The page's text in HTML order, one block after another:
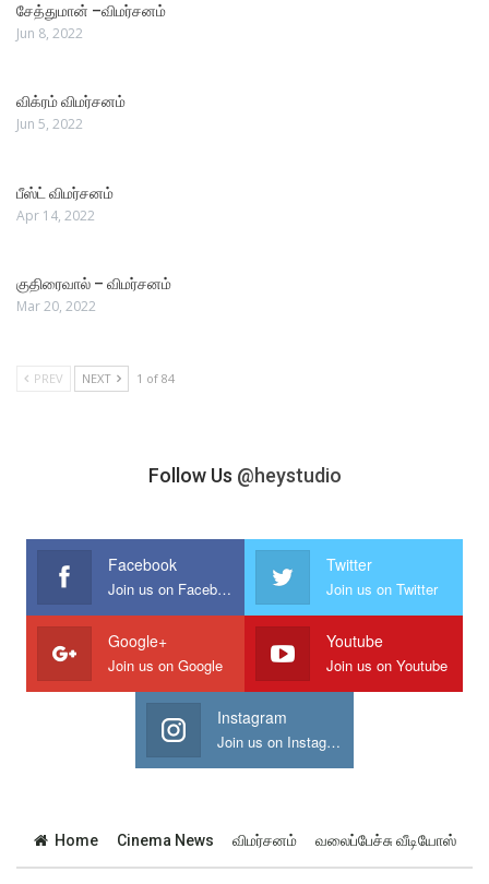
சேத்துமான் –விமர்சனம்
Jun 8, 2022
விக்ரம் விமர்சனம்
Jun 5, 2022
பீஸ்ட் விமர்சனம்
Apr 14, 2022
குதிரைவால் – விமர்சனம்
Mar 20, 2022
PREV NEXT 1 of 84
Follow Us @heystudio
Facebook
Join us on Facebook
Twitter
Join us on Twitter
Google+
Join us on Google
Youtube
Join us on Youtube
Instagram
Join us on Instagram
Home Cinema News விமர்சனம் வலைப்பேச்சு வீடியோஸ்